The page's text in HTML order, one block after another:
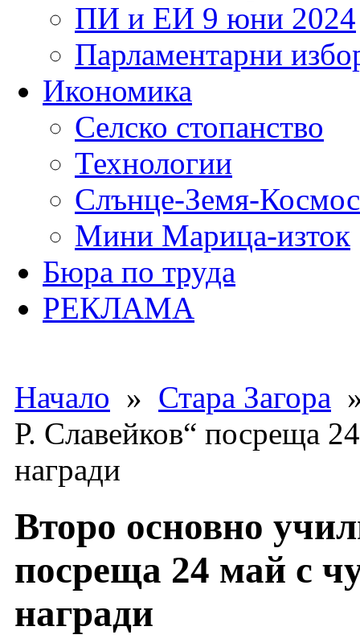
ПИ и ЕИ 9 юни 2024
Парламентарни
Икономика
Селско стопанство
Технологии
Слънце-Земя-Космос
Мини Марица-изток
Бюра по труда
РЕКЛАМА
Начало » Стара Загора
Р. Славейков“ посреща
награди
Второ основно
посреща 24 май с
награди